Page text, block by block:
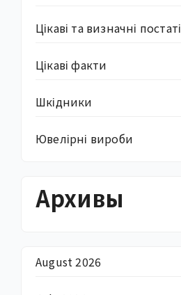
Цікаві та визначні постаті
Цікаві факти
Шкідники
Ювелірні вироби
Архивы
August 2026